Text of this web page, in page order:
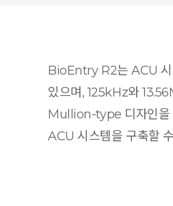
BioEntry R2는 ACU 시
있으며, 125kHz와
Mullion-type 디자인을
ACU 시스템을 구축할